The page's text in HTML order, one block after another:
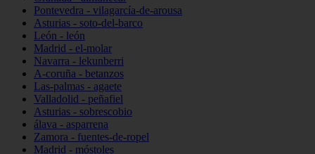
Pontevedra - vilagarcía-de-arousa
Asturias - soto-del-barco
León - león
Madrid - el-molar
Navarra - lekunberri
A-coruña - betanzos
Las-palmas - agaete
Valladolid - peñafiel
Asturias - sobrescobio
álava - asparrena
Zamora - fuentes-de-ropel
Madrid - móstoles